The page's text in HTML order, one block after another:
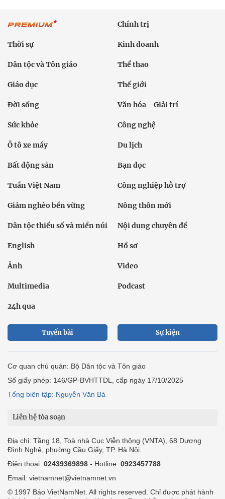
Chính trị
Thời sự Kinh doanh
Dân tộc và Tôn giáo Thể thao
Giáo dục Thế giới
Đời sống Văn hóa - Giải trí
Sức khỏe Công nghệ
Ô tô xe máy Du lịch
Bất động sản Bạn đọc
Tuần Việt Nam Công nghiệp hỗ trợ
Giảm nghèo bền vững Nông thôn mới
Dân tộc thiểu số và miền núi Nội dung chuyên đề
English Hồ sơ
Ảnh Video
Multimedia Podcast
24h qua
Tuyến bài Sự kiện
Cơ quan chủ quản: Bộ Dân tộc và Tôn giáo
Số giấy phép: 146/GP-BVHTTDL, cấp ngày 17/10/2025
Tổng biên tập: Nguyễn Văn Bá
Liên hệ tòa soạn
Địa chỉ: Tầng 18, Toà nhà Cục Viễn thông (VNTA), 68 Dương
Đình Nghệ, phường Cầu Giấy, TP. Hà Nội.
Điện thoại: 02439369898 - Hotline: 0923457788
Email: vietnamnet@vietnamnet.vn
© 1997 Báo VietNamNet. All rights reserved. Chỉ được phát hành